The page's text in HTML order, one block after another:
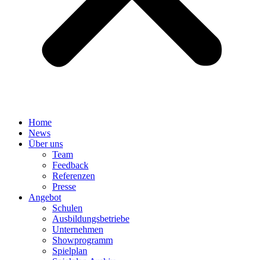
Home
News
Über uns
Team
Feedback
Referenzen
Presse
Angebot
Schulen
Ausbildungsbetriebe
Unternehmen
Showprogramm
Spielplan